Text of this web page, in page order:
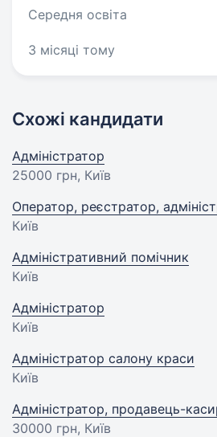
Середня освіта
3 місяці тому
Схожі кандидати
Адміністратор
25000 грн, Київ
Оператор, реєстратор,
Київ
Адміністративний помічник
Київ
Адміністратор
Київ
Адміністратор салону краси
Київ
Адміністратор, продавець-
30000 грн, Київ